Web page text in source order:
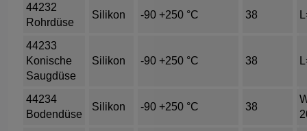
44232
Rohrdüse
Silikon -90 +250 °C 38
44233
Konische
Saugdüse
Silikon -90 +250 °C 38
44234
Bodendüse
Silikon -90 +250 °C 38